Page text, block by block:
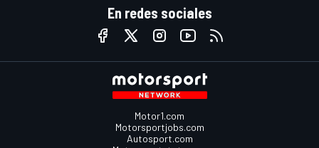
En redes sociales
Motor1.com
Motorsportjobs.com
Autosport.com